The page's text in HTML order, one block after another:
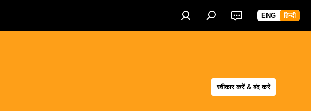
ENG हिन्दी
स्वीकार करें & बंद करें